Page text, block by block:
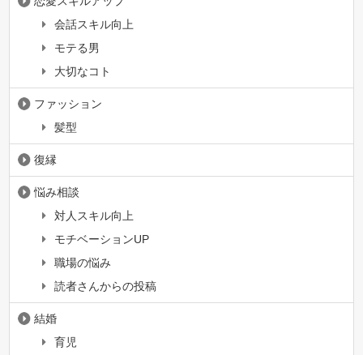
会話スキル向上
モテる男
大切なコト
ファッション
髪型
復縁
悩み相談
対人スキル向上
モチベーションUP
職場の悩み
読者さんからの投稿
結婚
育児